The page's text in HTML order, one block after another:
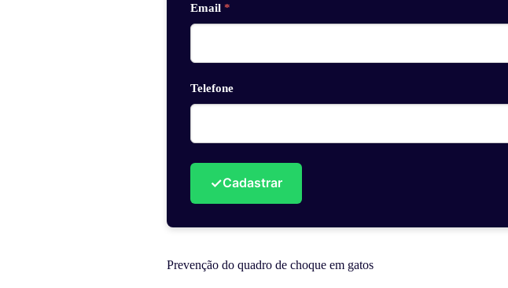
Email *
Telefone
✓Cadastrar
Prevenção do quadro de choque em gatos